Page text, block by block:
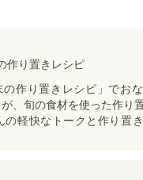
作り置きレシピ
の作り置きレシピ」でお
、旬の食材を使った作り
軽快なトークと作り置